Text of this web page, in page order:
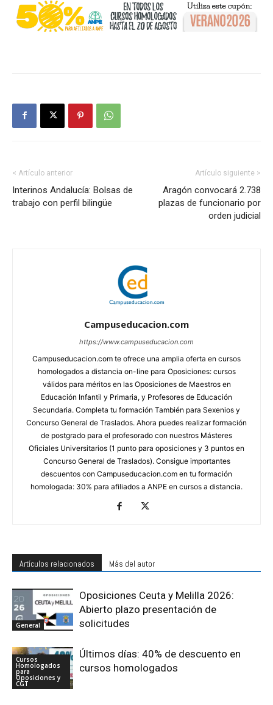
< Artículo anterior
Interinos Andalucía: Bolsas de
trabajo con perfil bilingüe
Artículo siguiente >
Aragón convocará 2.738
plazas de funcionario por
orden judicial
Campuseducacion.com
https://www.campuseducacion.com
Campuseducacion.com te ofrece una amplia oferta en cursos
homologados a distancia on-line para Oposiciones: cursos
válidos para méritos en las Oposiciones de Maestros en
Educación Infantil y Primaria, y Profesores de Educación
Secundaria. Completa tu formación También para Sexenios y
Concurso General de Traslados. Ahora puedes realizar formación
de postgrado para el profesorado con nuestros Másteres
Oficiales Universitarios (1 punto para oposiciones y 3 puntos en
Concurso General de Traslados). Consigue importantes
descuentos con Campuseducacion.com en tu formación
homologada: 30% para afiliados a ANPE en cursos a distancia.
Artículos relacionados Más del autor
General
Oposiciones Ceuta y Melilla 2026:
Abierto plazo presentación de
solicitudes
Cursos
Homologados
para
Oposiciones y
CGT
Últimos días: 40% de descuento en
cursos homologados